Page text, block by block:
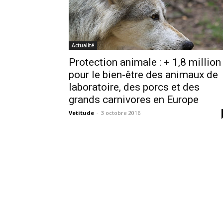
Actualité
Protection animale : + 1,8 million
pour le bien-être des animaux de
laboratoire, des porcs et des
grands carnivores en Europe
Vetitude - 3 octobre 2016